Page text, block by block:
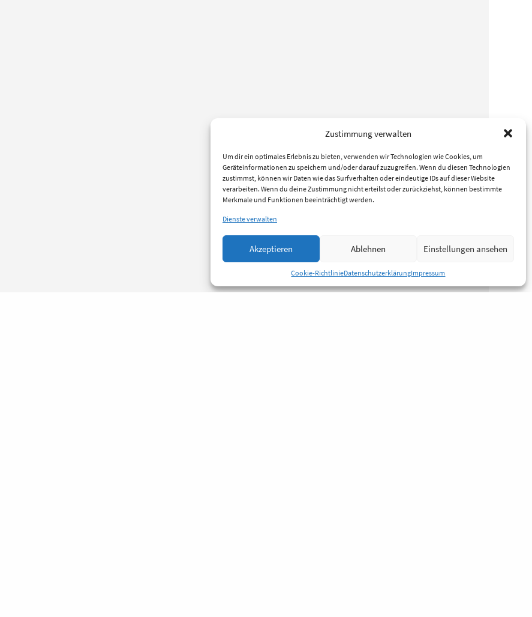
Zustimmung verwalten
Um dir ein optimales Erlebnis zu bieten, verwenden wir Technologien wie Cookies, um
Geräteinformationen zu speichern und/oder darauf zuzugreifen. Wenn du diesen Technologien
zustimmst, können wir Daten wie das Surfverhalten oder eindeutige IDs auf dieser Website
verarbeiten. Wenn du deine Zustimmung nicht erteilst oder zurückziehst, können bestimmte
Merkmale und Funktionen beeinträchtigt werden.
Dienste verwalten
Akzeptieren Ablehnen Einstellungen ansehen
Cookie-RichtlinieDatenschutzerklärungImpressum